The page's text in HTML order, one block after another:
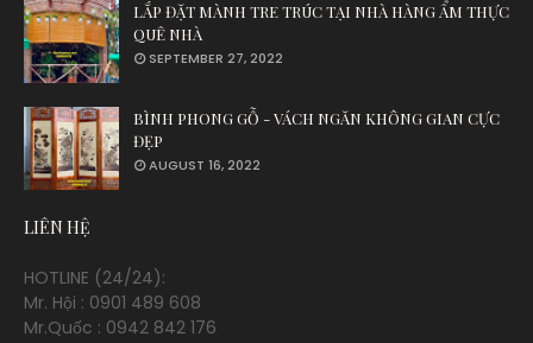
LẮP ĐẶT MÀNH TRE TRÚC TẠI NHÀ HÀNG ẨM THỰC
QUÊ NHÀ
SEPTEMBER 27, 2022
BÌNH PHONG GỖ - VÁCH NGĂN KHÔNG GIAN CỰC
ĐẸP
AUGUST 16, 2022
LIÊN HỆ
HOTLINE (24/24):
Mr. Hội : 0901 489 608
Mr.Quốc : 0942 842 176